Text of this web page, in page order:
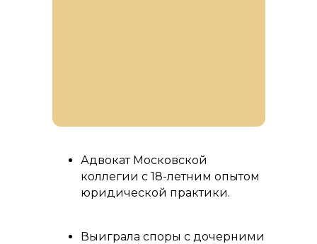
Адвокат Московской
коллегии с 18-летним опытом
юридической практики.
Выиграла споры с дочерними